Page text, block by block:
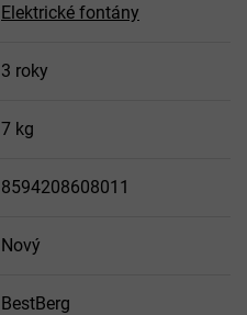
Elektrické fontány
3 roky
7 kg
8594208608011
Nový
BestBerg